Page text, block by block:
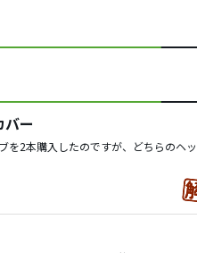
ー